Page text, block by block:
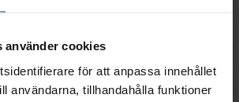
använder cookies
för att anpassa innehållet
användarna, tillhandahålla funktioner